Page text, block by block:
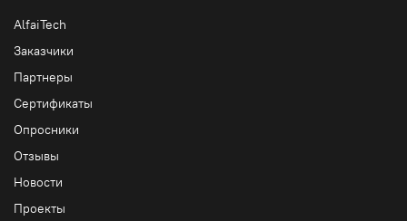
AlfaiTech
Заказчики
Партнеры
Сертификаты
Опросники
Отзывы
Новости
Проекты